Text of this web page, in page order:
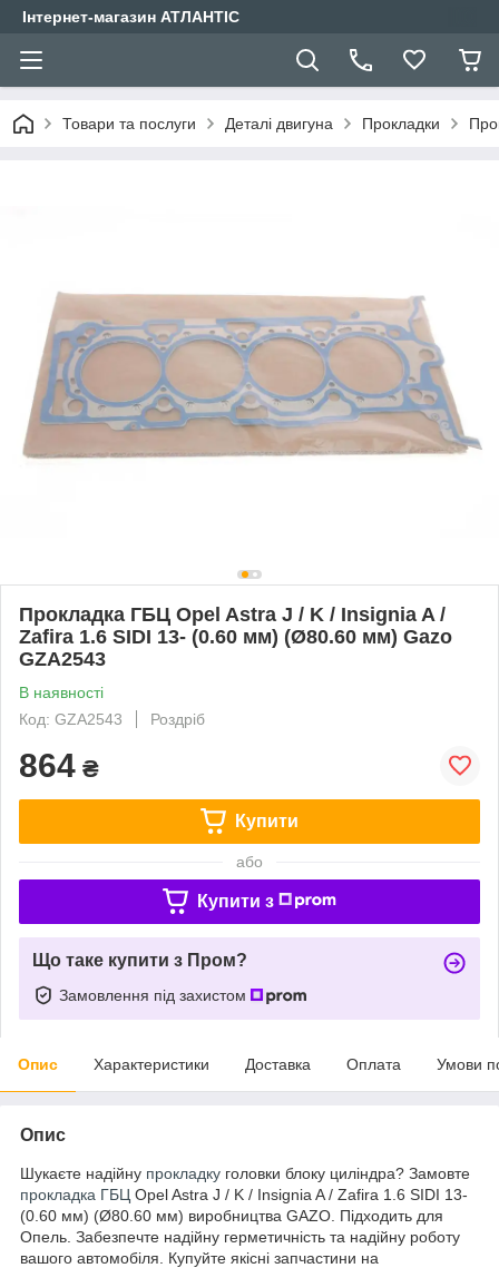
Інтернет-магазин АТЛАНТІС
Товари та послуги Деталі двигуна Прокладки
Прокладка ГБЦ Opel Astra J / K / Insignia A /
Zafira 1.6 SIDI 13- (0.60 мм) (Ø80.60 мм) Gazo
GZA2543
В наявності
Код: GZA2543
Роздріб
864 ₴
Купити
або
Купити з
Що таке купити з Пром?
Замовлення під захистом
Опис Характеристики Доставка Оплата Умови
Опис
Шукаєте надійну прокладку головки блоку циліндра? Замовте
прокладка ГБЦ Opel Astra J / K / Insignia A / Zafira 1.6 SIDI 13-
(0.60 мм) (Ø80.60 мм) виробництва GAZO. Підходить для
Опель. Забезпечте надійну герметичність та надійну роботу
вашого автомобіля. Купуйте якісні запчастини на